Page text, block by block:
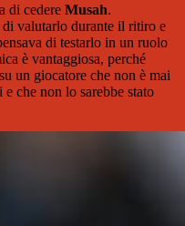
di cedere Musah.
di valutarlo durante il ritiro e
di testarlo in un ruolo
è vantaggiosa, perché
un giocatore che non è mai
che non lo sarebbe stato